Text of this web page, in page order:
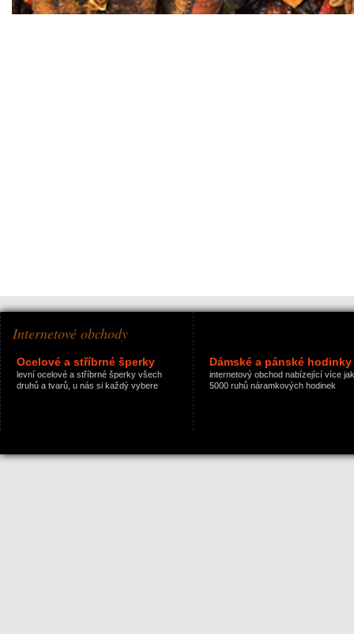
Internetové obchody
Ocelové a stříbrné šperky
levní ocelové a stříbrné šperky všech
druhů a tvarů, u nás si každý vybere
Dámské a pánské hodinky
internetový obchod nabízející více jak
5000 ruhů náramkových hodinek